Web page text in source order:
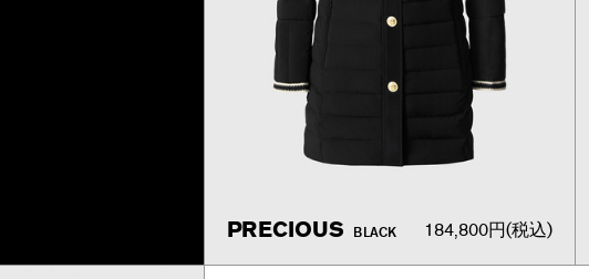
PRECIOUS BLACK 184,800円(税込)